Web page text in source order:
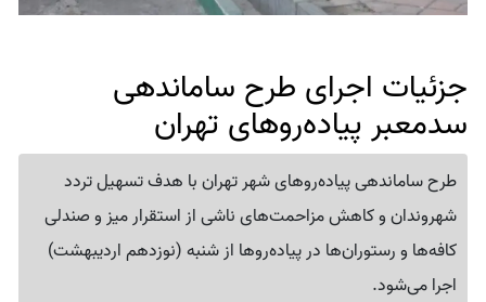
جزئیات اجرای طرح ساماندهی
سدمعبر پیاده‌روهای تهران
طرح ساماندهی پیاده‌روهای شهر تهران با هدف تسهیل تردد
شهروندان و کاهش مزاحمت‌های ناشی از استقرار میز و صندلی
کافه‌ها و رستوران‌ها در پیاده‌روها از شنبه (نوزدهم اردیبهشت)
اجرا می‌شود.